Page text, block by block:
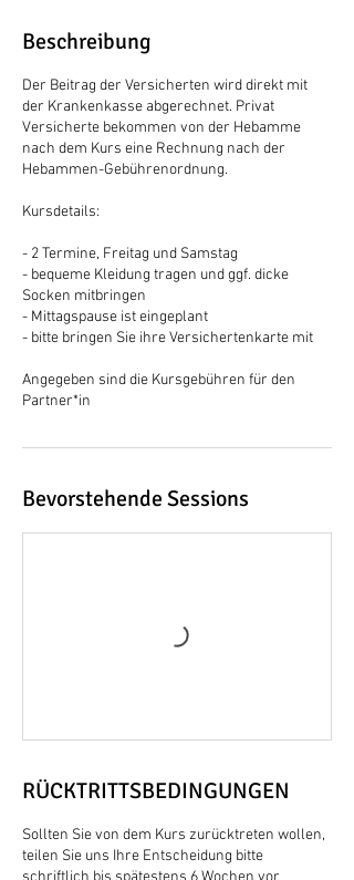
:
9
.
O
k
Beschreibung
Der Beitrag der Versicherten wird direkt mit
der Krankenkasse abgerechnet. Privat
Versicherte bekommen von der Hebamme
nach dem Kurs eine Rechnung nach der
Hebammen-Gebührenordnung.
Kursdetails:
- 2 Termine, Freitag und Samstag
- bequeme Kleidung tragen und ggf. dicke
Socken mitbringen
- Mittagspause ist eingeplant
- bitte bringen Sie ihre Versichertenkarte mit
Angegeben sind die Kursgebühren für den
Partner*in
Bevorstehende Sessions
RÜCKTRITTSBEDINGUNGEN
Sollten Sie von dem Kurs zurücktreten wollen,
teilen Sie uns Ihre Entscheidung bitte